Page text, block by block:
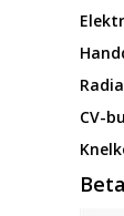
CV-